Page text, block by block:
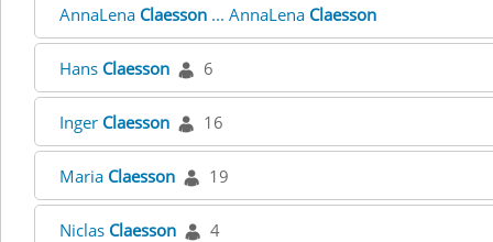
AnnaLena Claesson ... AnnaLena Claesson
Hans Claesson 6
Inger Claesson 16
Maria Claesson 19
Niclas Claesson 4